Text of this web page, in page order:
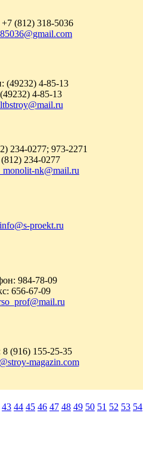
(812) 318-5036
(49232) 4-85-13
4-85-13
ltbstroy@mail.ru
234-0277; 973-2271
234-0277
nk@mail.ru
info@s-proekt.ru
984-78-09
656-67-09
(916) 155-25-35
magazin.com
43 44 45 46 47 48 49 50 51 52 53 54